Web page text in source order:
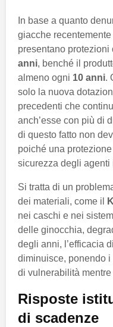
In base a quanto
giacche recentemente
presentano
anni, benché il
almeno ogni 10 anni.
solo la nuova
precedenti che
anch’esse con più di
di questo fatto non
poiché una
sicurezza degli agenti
Si tratta di un
dei materiali, come il
nei caschi e nei
delle ginocchia,
degli anni, l’efficacia
diminuisce, ponendo i
di vulnerabilità
Risposte
di scadenze